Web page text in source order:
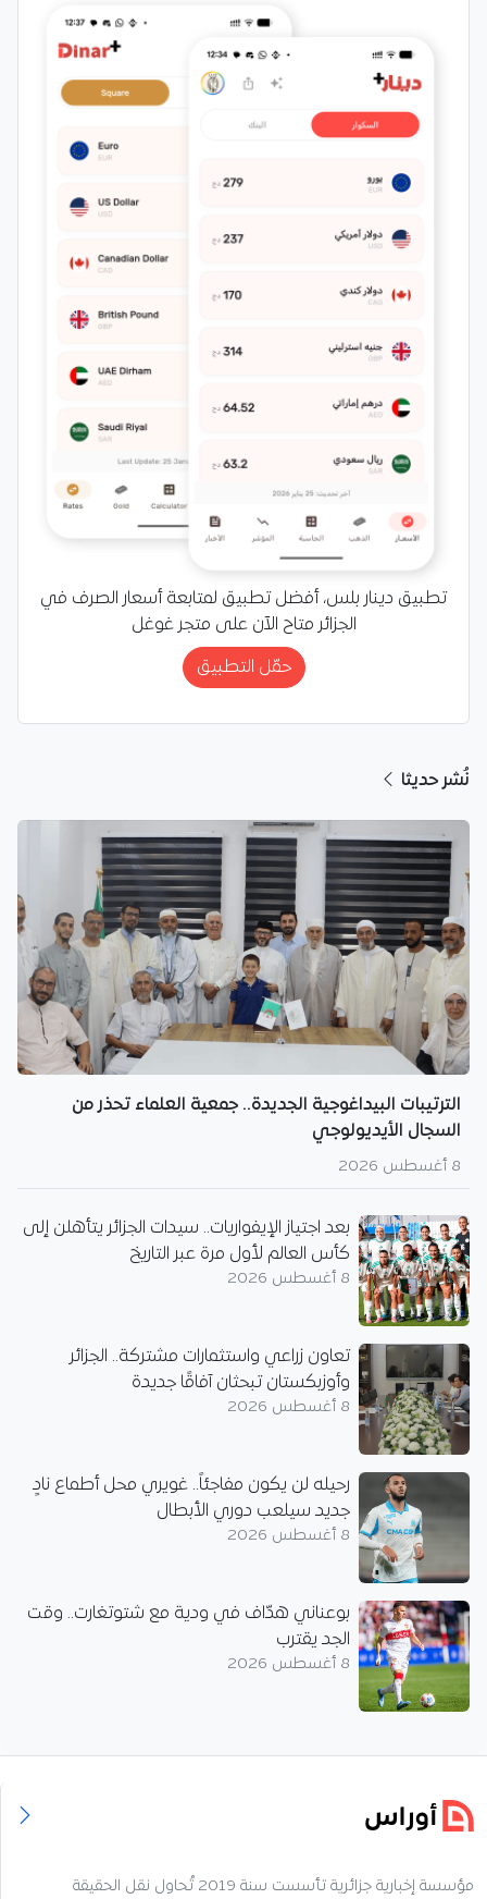
تطبيق دينار بلس، أفضل تطبيق لمتابعة أسعار الصرف في
الجزائر متاح الآن على متجر غوغل
حمّل التطبيق
نُشر حديثا
الترتيبات البيداغوجية الجديدة.. جمعية العلماء تحذر من
السجال الأيديولوجي
8 أغسطس 2026
بعد اجتياز الإيفواريات.. سيدات الجزائر يتأهلن إلى
كأس العالم لأول مرة عبر التاريخ
8 أغسطس 2026
تعاون زراعي واستثمارات مشتركة.. الجزائر
وأوزبكستان تبحثان آفاقًا جديدة
8 أغسطس 2026
رحيله لن يكون مفاجئاً.. غويري محل أطماع نادٍ
جديد سيلعب دوري الأبطال
8 أغسطس 2026
بوعناني هدّاف في ودية مع شتوتغارت.. وقت
الجد يقترب
8 أغسطس 2026
مؤسسة إخبارية جزائرية تأسست سنة 2019 تُحاول نقل الحقيقة